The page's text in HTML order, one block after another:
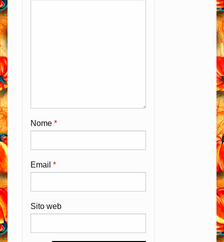
Nome *
Email *
Sito web